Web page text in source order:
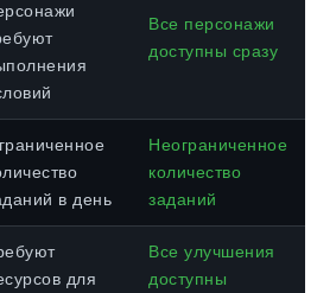
Все персонажи
доступны сразу
в день
Неограниченное
количество
заданий
для
Все улучшения
доступны